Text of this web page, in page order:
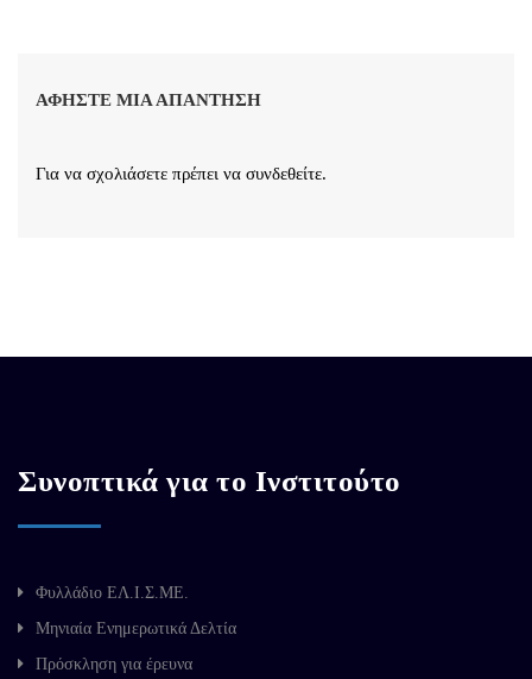
ΑΦΉΣΤΕ ΜΙΑ ΑΠΆΝΤΗΣΗ
Για να σχολιάσετε πρέπει να συνδεθείτε.
Συνοπτικά για το Ινστιτούτο
Φυλλάδιο ΕΛ.Ι.Σ.ΜΕ.
Μηνιαία Ενημερωτικά Δελτία
Πρόσκληση για έρευνα